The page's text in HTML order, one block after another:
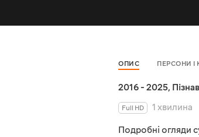
ОПИС ПЕРСОНИ
2016 - 2025,
Full HD
1 хвилина
Подробні огляди